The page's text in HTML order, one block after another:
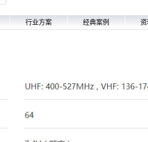
行业方案 经典案例